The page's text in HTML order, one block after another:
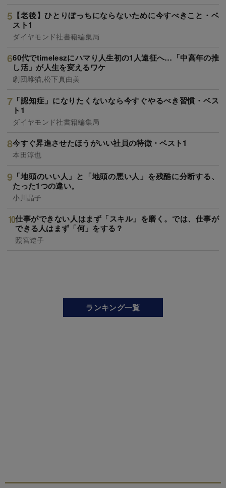
【老後】ひとりぼっちにならないために今すべきこと・ベ
スト1
ダイヤモンド社書籍編集局
60代でtimeleszにハマり人生初の1人遠征へ…「中高年の推
し活」が人生を変えるワケ
劇団雌猫,松下真由美
「認知症」になりたくないなら今すぐやるべき習慣・ベス
ト1
ダイヤモンド社書籍編集局
今すぐ昇進させたほうがいい社員の特徴・ベスト1
本田淳也
「地頭のいい人」と「地頭の悪い人」を残酷に分断する、
たった1つの違い。
小川晶子
仕事ができない人はまず「スキル」を磨く。では、仕事が
できる人はまず「何」をする？
照宮遼子
ランキング一覧